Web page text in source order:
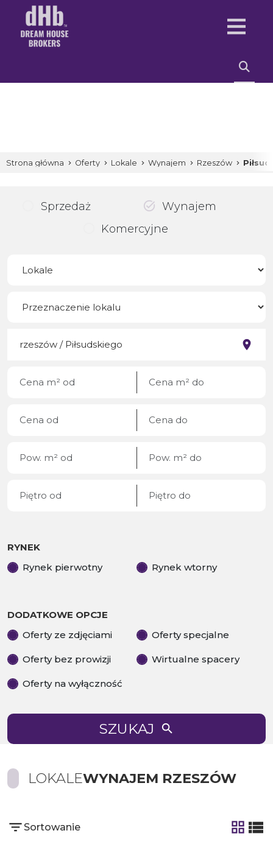
Strona główna Oferty Lokale Wynajem Rzeszów
Sprzedaż
Wynajem
Komercyjne
RYNEK
Rynek pierwotny
Rynek wtorny
DODATKOWE OPCJE
Oferty ze zdjęciami
Oferty specjalne
Oferty bez prowizji Wirtualne spacery
Oferty na wyłączność
SZUKAJ
LOKALEWYNAJEM RZESZÓW
Sortowanie
tabela